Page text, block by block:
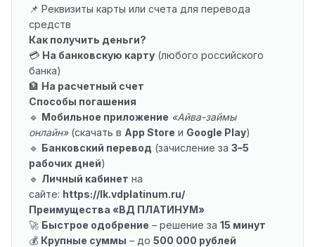
📌 Реквизиты карты или счета для перевода
средств
Как получить деньги?
💳 На банковскую карту (любого российского
банка)
🏦 На расчетный счет
Способы погашения
🔹 Мобильное приложение «Айва-займы
онлайн»(скачать в App Store и Google Play)
🔹 Банковский перевод (зачисление за 3–5
рабочих дней)
🔹 Личный кабинет на
сайте: https://lk.vdplatinum.ru/
Преимущества «ВД ПЛАТИНУМ»
🚀 Быстрое одобрение – решение за 15 минут
💰 Крупные суммы – до 500 000 рублей